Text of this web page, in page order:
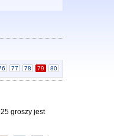
77 78 79 80
groszy jest